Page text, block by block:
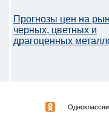
Прогнозы цен на
черных, цветных и
драгоценных